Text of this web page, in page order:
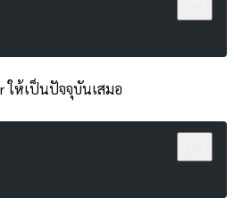
ให้เป็นปัจจุบันเสมอ